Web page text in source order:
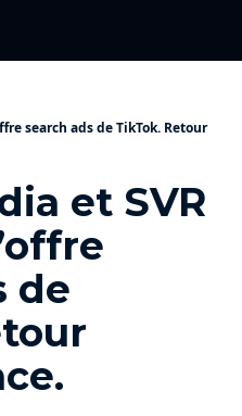
search ads de TikTok. Retour
et SVR
de